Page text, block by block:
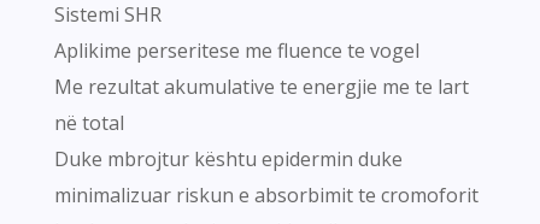
Sistemi SHR
Aplikime perseritese me fluence te vogel
Me rezultat akumulative te energjie me te lart
në total
Duke mbrojtur kështu epidermin duke
minimalizuar riskun e absorbimit te cromoforit